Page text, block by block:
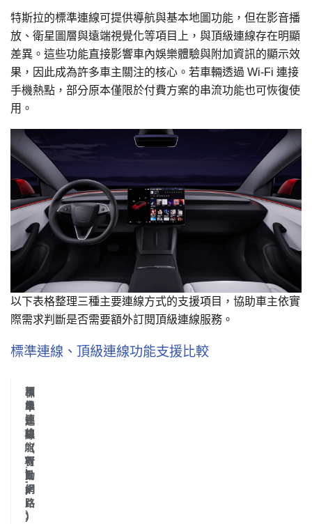
特斯拉的標準連線可提供導航與基本地圖功能，但在影音播
放、衛星圖層與遠端視覺化等項目上，與頂級連線存在明顯
差異。這些功能直接影響車內娛樂體驗與附加資訊的顯示效
果，因此成為許多車主關注的核心。若車輛透過 Wi-Fi 連接
手機熱點，部分原本僅限於付費方案的串流功能也可恢復使
用。
以下表格整理三種主要連線方式的支援項目，協助車主依實
際需求判斷是否需要額外訂閱頂級連線服務。
標準連線、頂級連線功能支援比較
功
能
項
目
標
準
連
線
（
行
動
網
路
）
標
準
連
線
（
W
i
-
F
i
）
頂
級
連
線
（
行
動
網
路
）